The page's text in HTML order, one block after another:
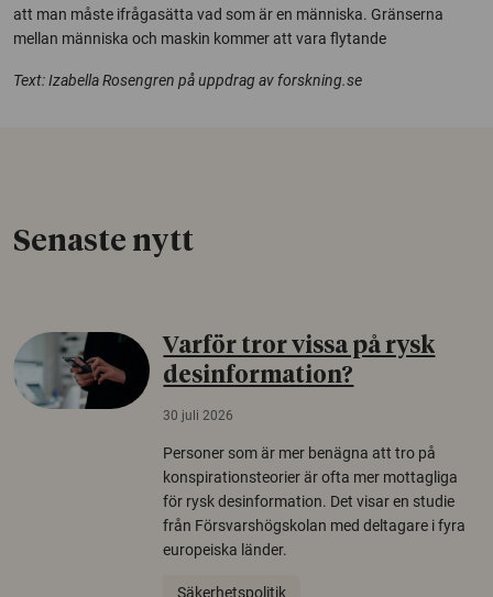
att man måste ifrågasätta vad som är en människa. Gränserna
mellan människa och maskin kommer att vara flytande
Text: Izabella Rosengren på uppdrag av forskning.se
Senaste nytt
Varför tror vissa på rysk
desinformation?
30 juli 2026
Personer som är mer benägna att tro på
konspirationsteorier är ofta mer mottagliga
för rysk desinformation. Det visar en studie
från Försvarshögskolan med deltagare i fyra
europeiska länder.
Säkerhetspolitik